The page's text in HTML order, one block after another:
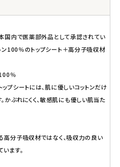
国内で医薬部外品として承認されてい
ン100％のトップシート＋高分子吸収材
％
プシートには、肌に優しいコットンだけ
かぶれにくく、敏感肌にも優しい肌当た
高分子吸収材ではなく、吸収力の良い
ます。